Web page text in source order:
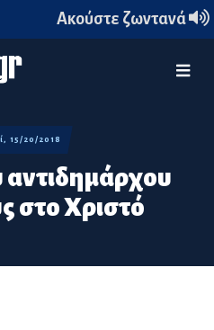
Ακούστε ζωντανά
στο Χριστό
15/20/2018